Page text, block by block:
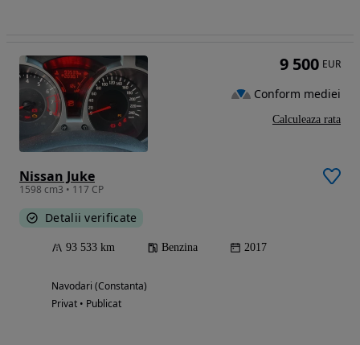
Nissan Juke
1598 cm3 • 117 CP
Detalii verificate
93 533 km Benzina 2017
Navodari (Constanta)
Privat • Publicat
9 500 EUR
Conform mediei
Calculeaza rata